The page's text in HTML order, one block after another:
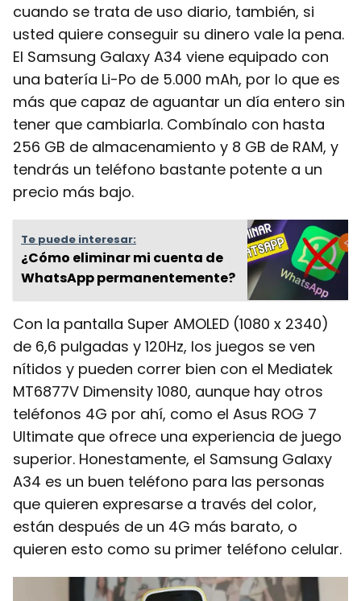
cuando se trata de uso diario, también, si
usted quiere conseguir su dinero vale la pena.
El Samsung Galaxy A34 viene equipado con
una batería Li-Po de 5.000 mAh, por lo que es
más que capaz de aguantar un día entero sin
tener que cambiarla. Combínalo con hasta
256 GB de almacenamiento y 8 GB de RAM, y
tendrás un teléfono bastante potente a un
precio más bajo.
Te puede interesar:
¿Cómo eliminar mi cuenta de
WhatsApp permanentemente?
Con la pantalla Super AMOLED (1080 x 2340)
de 6,6 pulgadas y 120Hz, los juegos se ven
nítidos y pueden correr bien con el Mediatek
MT6877V Dimensity 1080, aunque hay otros
teléfonos 4G por ahí, como el Asus ROG 7
Ultimate que ofrece una experiencia de juego
superior. Honestamente, el Samsung Galaxy
A34 es un buen teléfono para las personas
que quieren expresarse a través del color,
están después de un 4G más barato, o
quieren esto como su primer teléfono celular.